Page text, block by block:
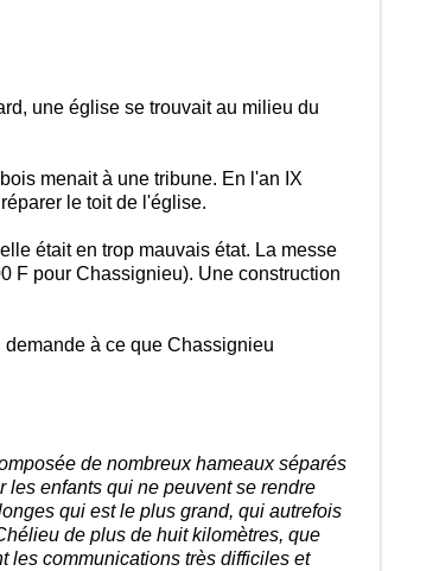
une église se trouvait au milieu du
menait à une tribune. En l'an IX
le toit de l'église.
était en trop mauvais état. La messe
F pour Chassignieu). Une construction
à ce que Chassignieu
de nombreux hameaux séparés
les enfants qui ne peuvent se rendre
qui est le plus grand, qui autrefois
de plus de huit kilomètres, que
les communications très difficiles et